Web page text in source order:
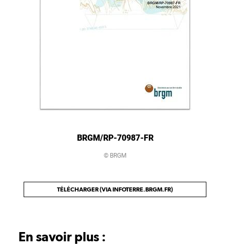
BRGM/RP-70987-FR
© BRGM
TÉLÉCHARGER (VIA INFOTERRE.BRGM.FR)
En savoir plus :